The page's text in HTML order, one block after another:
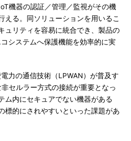
機器の認証／管理／監視がその機
える。同ソリューションを用いるこ
ュリティを容易に統合でき、製品の
システムへ保護機能を効率的に実
力の通信技術（LPWAN）が普及す
セルラー方式の接続が重要となっ
ム内にセキュアでない機器がある
標的にされやすいといった課題があ